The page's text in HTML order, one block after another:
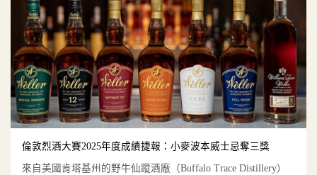
倫敦烈酒大賽2025年度成績捷報：小麥波本威士忌奪三獎
來自美國肯塔基州的野牛仙蹤酒廠（Buffalo Trace Distillery）